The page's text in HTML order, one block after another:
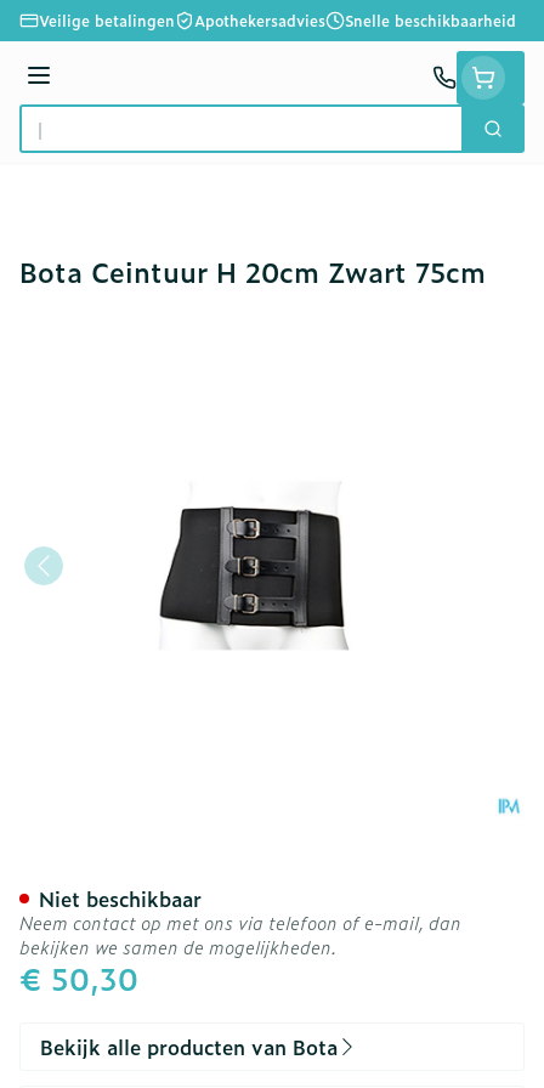
Ga naar de inhoud
Veilige betalingen Apothekersadvies Snelle beschikbaarheid
Menu
Product, merk, categorie...
Zoek
Bota Ceintuur H 20cm Zwart 75cm
€ 50,30
Niet beschikbaar
Neem contact op met ons via telefoon of e-mail, dan
bekijken we samen de mogelijkheden.
Bekijk alle producten van Bota